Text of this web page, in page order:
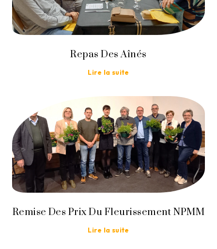
Repas Des Aînés
Lire la suite
Remise Des Prix Du Fleurissement NPMM
Lire la suite